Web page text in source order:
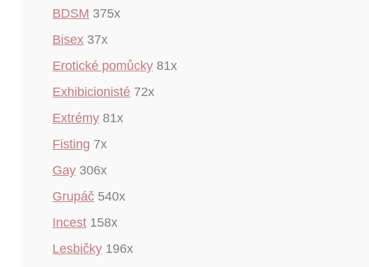
BDSM 375x
Bisex 37x
Erotické pomůcky 81x
Exhibicionisté 72x
Extrémy 81x
Fisting 7x
Gay 306x
Grupáč 540x
Incest 158x
Lesbičky 196x